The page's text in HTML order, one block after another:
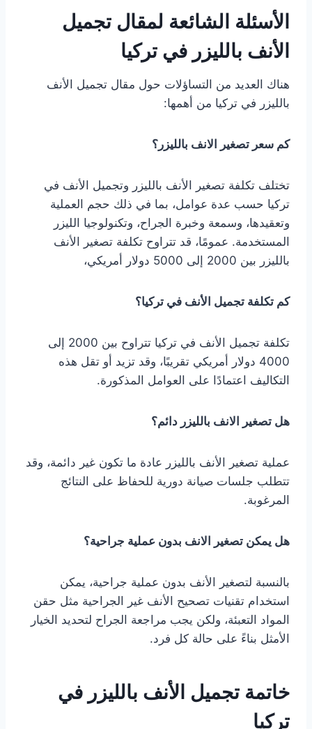
الأسئلة الشائعة لمقال تجميل
الأنف بالليزر في تركيا
هناك العديد من التساؤلات حول مقال تجميل الأنف
بالليزر في تركيا من أهمها:
كم سعر تصغير الانف بالليزر؟
تختلف تكلفة تصغير الأنف بالليزر وتجميل الأنف في
تركيا حسب عدة عوامل، بما في ذلك حجم العملية
وتعقيدها، وسمعة وخبرة الجراح، وتكنولوجيا الليزر
المستخدمة. عمومًا، قد تتراوح تكلفة تصغير الأنف
بالليزر بين 2000 إلى 5000 دولار أمريكي،
كم تكلفة تجميل الأنف في تركيا؟
تكلفة تجميل الأنف في تركيا تتراوح بين 2000 إلى
4000 دولار أمريكي تقريبًا، وقد تزيد أو تقل هذه
التكاليف اعتمادًا على العوامل المذكورة.
هل تصغير الانف بالليزر دائم؟
عملية تصغير الأنف بالليزر عادة ما تكون غير دائمة، وقد
تتطلب جلسات صيانة دورية للحفاظ على النتائج
المرغوبة.
هل يمكن تصغير الانف بدون عملية جراحية؟
بالنسبة لتصغير الأنف بدون عملية جراحية، يمكن
استخدام تقنيات تصحيح الأنف غير الجراحية مثل حقن
المواد التعبئة، ولكن يجب مراجعة الجراح لتحديد الخيار
الأمثل بناءً على حالة كل فرد.
خاتمة تجميل الأنف بالليزر في
تركيا